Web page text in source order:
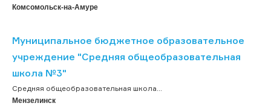
Комсомольск-на-Амуре
Муниципальное бюджетное образовательное
учреждение "Средняя общеобразовательная
школа №3"
Средняя общеобразовательная школа...
Мензелинск